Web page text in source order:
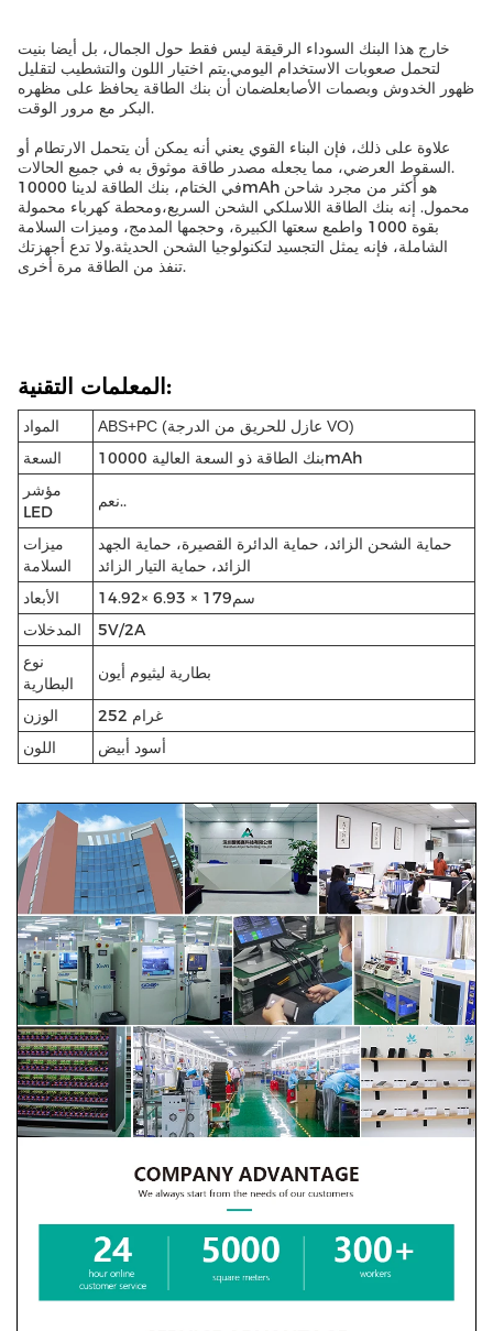
خارج هذا البنك السوداء الرقيقة ليس فقط حول الجمال، بل أيضا بنيت
لتحمل صعوبات الاستخدام اليومي.يتم اختيار اللون والتشطيب لتقليل
ظهور الخدوش وبصمات الأصابعلضمان أن بنك الطاقة يحافظ على مظهره
البكر مع مرور الوقت.
علاوة على ذلك، فإن البناء القوي يعني أنه يمكن أن يتحمل الارتطام أو
السقوط العرضي، مما يجعله مصدر طاقة موثوق به في جميع الحالات.
في الختام، بنك الطاقة لدينا 10000mAh هو أكثر من مجرد شاحن
محمول. إنه بنك الطاقة اللاسلكي الشحن السريع،ومحطة كهرباء محمولة
بقوة 1000 واطمع سعتها الكبيرة، وحجمها المدمج، وميزات السلامة
الشاملة، فإنه يمثل التجسيد لتكنولوجيا الشحن الحديثة.ولا تدع أجهزتك
تنفذ من الطاقة مرة أخرى.
المعلمات التقنية:
المواد ABS+PC (عازل للحريق من الدرجة VO)
السعة
بنك الطاقة ذو السعة العالية 10000mAh
مؤشر
LED
نعم..
ميزات
السلامة
حماية الشحن الزائد، حماية الدائرة القصيرة، حماية الجهد
الزائد، حماية التيار الزائد
الأبعاد
14.92× 6.93 × 179سم
المدخلات
5V/2A
نوع
البطارية
بطارية ليثيوم أيون
الوزن
252 غرام
اللون
أسود أبيض